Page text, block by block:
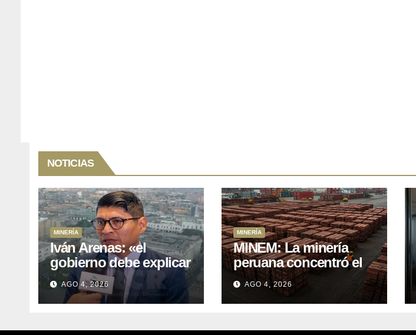
NOTICIAS
MINERÍA
Iván Arenas: «el
gobierno debe explicar
a Cajamarca que tiene
US$ 16 mil millones en
proyectos mineros
AGO 4, 2026
MINERÍA
MINEM: La minería
peruana concentró el
76.1% del total de las
exportaciones
nacionales entre enero
AGO 4, 2026